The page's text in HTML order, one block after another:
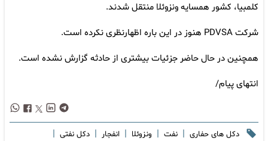
کلمبیا، کشور همسایه ونزوئلا منتقل شدند.
شرکت PDVSA هنوز در این باره اظهارنظری نکرده است.
همچنین در حال حاضر جزئیات بیشتری از حادثه گزارش نشده است.
انتهای پیام/
دکل های حفاری | نفت | ونزوئلا | انفجار | دکل نفتی |